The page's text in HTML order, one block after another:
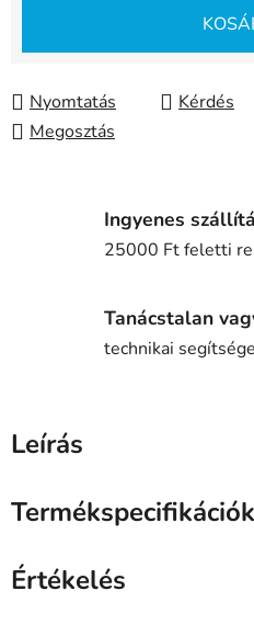
Nyomtatás Kérdés
Megosztás
Ingyenes
25000 Ft feletti
Tanácstalan
technikai
Leírás
Termékspecifikációk
Értékelés